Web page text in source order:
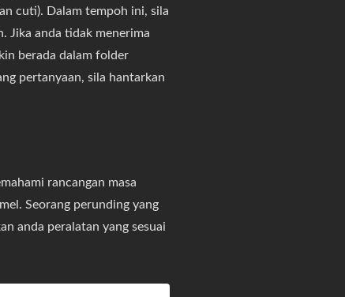
cuti). Dalam tempoh ini, sila
Jika anda tidak menerima
berada dalam folder
pertanyaan, sila hantarkan
rancangan masa
Seorang perunding yang
anda peralatan yang sesuai